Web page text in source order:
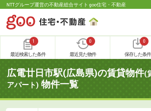
NTTグループ運営の不動産総合サイト goo住宅・不動産
1
最近検索した条件
0
最近見た物件
0
保存した条件
広電廿日市駅(広島県)の賃貸物件(
アパート) 物件一覧